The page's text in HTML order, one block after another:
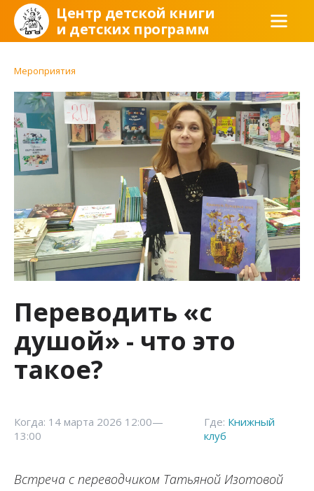
Центр детской книги
и детских программ
Мероприятия
Переводить «с
душой» - что это
такое?
Когда: 14 марта 2026 12:00—
13:00
Где: Книжный
клуб
Встреча с переводчиком Татьяной Изотовой